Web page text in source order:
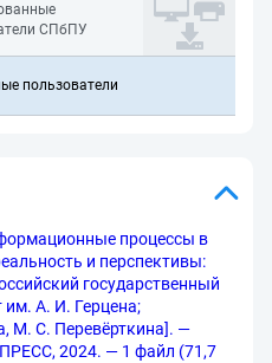
СПбПУ
пользователи
процессы в
и перспективы:
государственный
им. А. И. Герцена;
М. С. Перевёрткина]. —
2024. — 1 файл (71,7